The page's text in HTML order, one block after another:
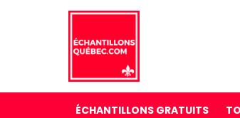
ÉCHANTILLONS GRATUITS